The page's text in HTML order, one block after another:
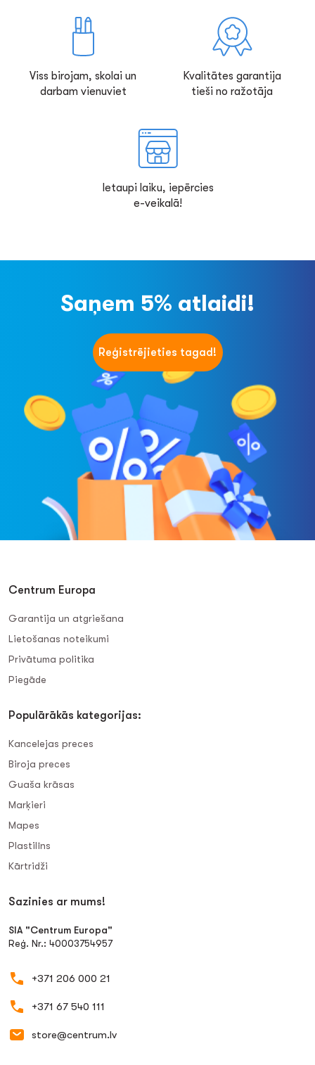
Viss birojam, skolai un
darbam vienuviet
Kvalitātes garantija
tieši no ražotāja
Ietaupi laiku, iepērcies
e-veikalā!
Saņem 5% atlaidi!
Reģistrējieties tagad!
Centrum Europa
Garantija un atgriešana
Lietošanas noteikumi
Privātuma politika
Piegāde
Populārākās kategorijas:
Kancelejas preces
Biroja preces
Guaša krāsas
Marķieri
Mapes
Plastilīns
Kārtridži
Sazinies ar mums!
SIA "Centrum Europa"
Reģ. Nr.: 40003754957
+371 206 000 21
+371 67 540 111
store@centrum.lv